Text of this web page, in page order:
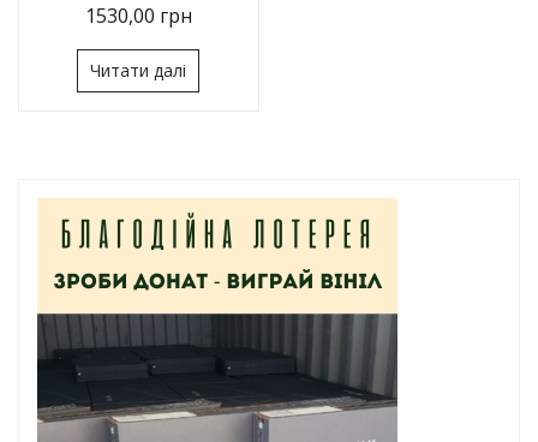
1530,00 грн
Читати далі